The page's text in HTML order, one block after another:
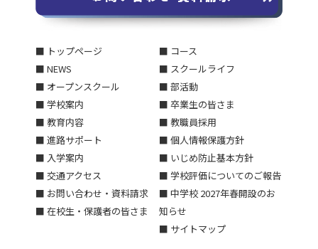
■ トップページ
■ NEWS
■ オープンスクール
■ 学校案内
■ 教育内容
■ 進路サポート
■ 入学案内
■ 交通アクセス
■ お問い合わせ・資料請求
■ 在校生・保護者の皆さま
■ コース
■ スクールライフ
■ 部活動
■ 卒業生の皆さま
■ 教職員採用
■ 個人情報保護方針
■ いじめ防止基本方針
■ 学校評価についてのご報告
■ 中学校 2027年春開設のお
知らせ
■ サイトマップ